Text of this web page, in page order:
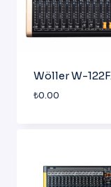
Wöller W-
₺0.00